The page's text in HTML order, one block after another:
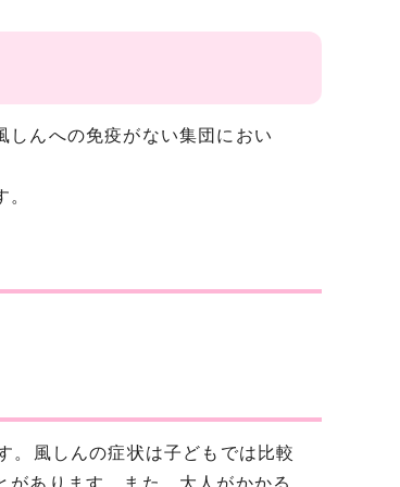
んへの免疫がない集団におい
風しんの症状は子どもでは比較